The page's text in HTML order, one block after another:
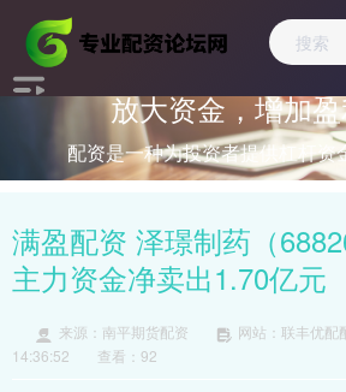
放大资金，增加
配资是一种为投资者提供杠杆资
满盈配资 泽璟制药（
主力资金净卖出1.70亿元
来源：南平期货配资 网站：联丰优配
14:36:52
查看：92